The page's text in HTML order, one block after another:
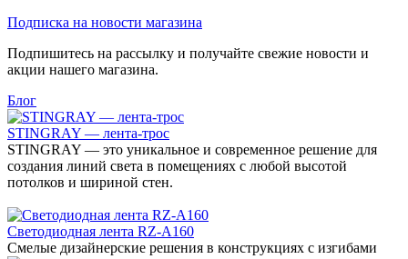
Подписка на новости магазина
Подпишитесь на рассылку и получайте свежие новости и
акции нашего магазина.
Блог
STINGRAY — лента-трос
STINGRAY — это уникальное и современное решение для
создания линий света в помещениях с любой высотой
потолков и шириной стен.
Светодиодная лента RZ-A160
Смелые дизайнерские решения в конструкциях с изгибами